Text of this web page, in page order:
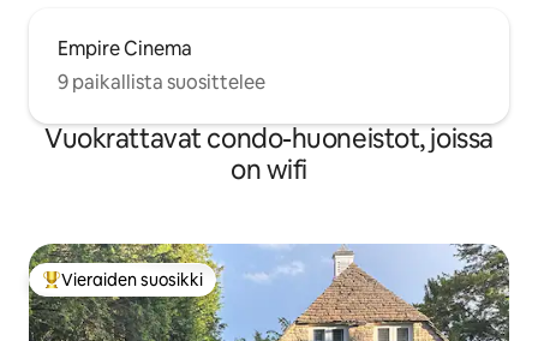
Empire Cinema
9 paikallista suosittelee
Vuokrattavat condo-huoneistot, joissa
on wifi
Vieraiden suosikkien parhaimmistoa
Vieraiden suosikki